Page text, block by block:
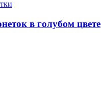
в голубом цвете